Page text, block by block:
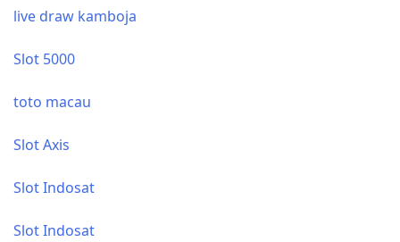
live draw kamboja
Slot 5000
toto macau
Slot Axis
Slot Indosat
Slot Indosat